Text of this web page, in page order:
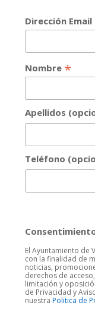
Dirección Email
Nombre *
Apellidos
Teléfono
Consentimiento
El Ayuntamiento de
con la finalidad de
noticias,
derechos de
limitación y
de Privacidad y
nuestra Politica de